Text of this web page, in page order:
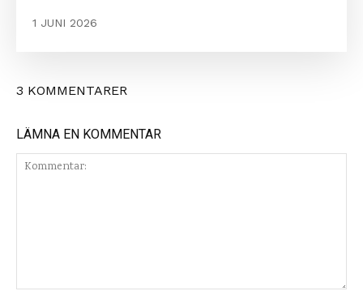
1 JUNI 2026
3 KOMMENTARER
LÄMNA EN KOMMENTAR